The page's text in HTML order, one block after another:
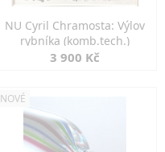
NU Cyril Chramosta: Výlov
rybníka (komb.tech.)
3 900 Kč
NOVÉ